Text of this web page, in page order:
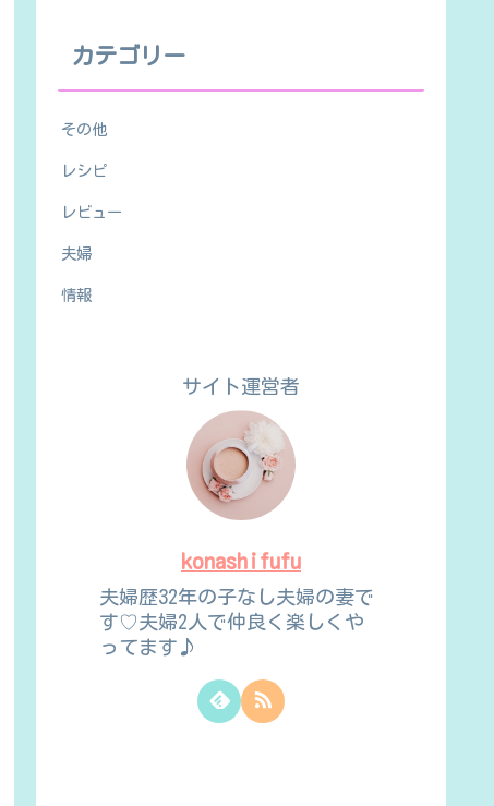
カテゴリー
その他
レシピ
レビュー
夫婦
情報
サイト運営者
konashifufu
夫婦歴32年の子なし夫婦の妻で
す♡夫婦2人で仲良く楽しくや
ってます♪